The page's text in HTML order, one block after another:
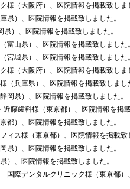
様（大阪府）、医院情報を掲載致しま
県）、医院情報を掲載致しました。
県）、医院情報を掲載致しました。
富山県）、医院情報を掲載致しました
宮城県）、医院情報を掲載致しました
様（大阪府）、医院情報を掲載致しま
（兵庫県）、医院情報を掲載致しまし
岡県）、医院情報を掲載致しました。
近藤歯科様（東京都）、医院情報を掲
都）、医院情報を掲載致しました。
ィス様（東京都）、医院情報を掲載致
県）、医院情報を掲載致しました。
）、医院情報を掲載致しました。
国際デンタルクリニック様（東京都）